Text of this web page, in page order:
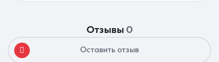
отзывы 0
Оставить отзыв